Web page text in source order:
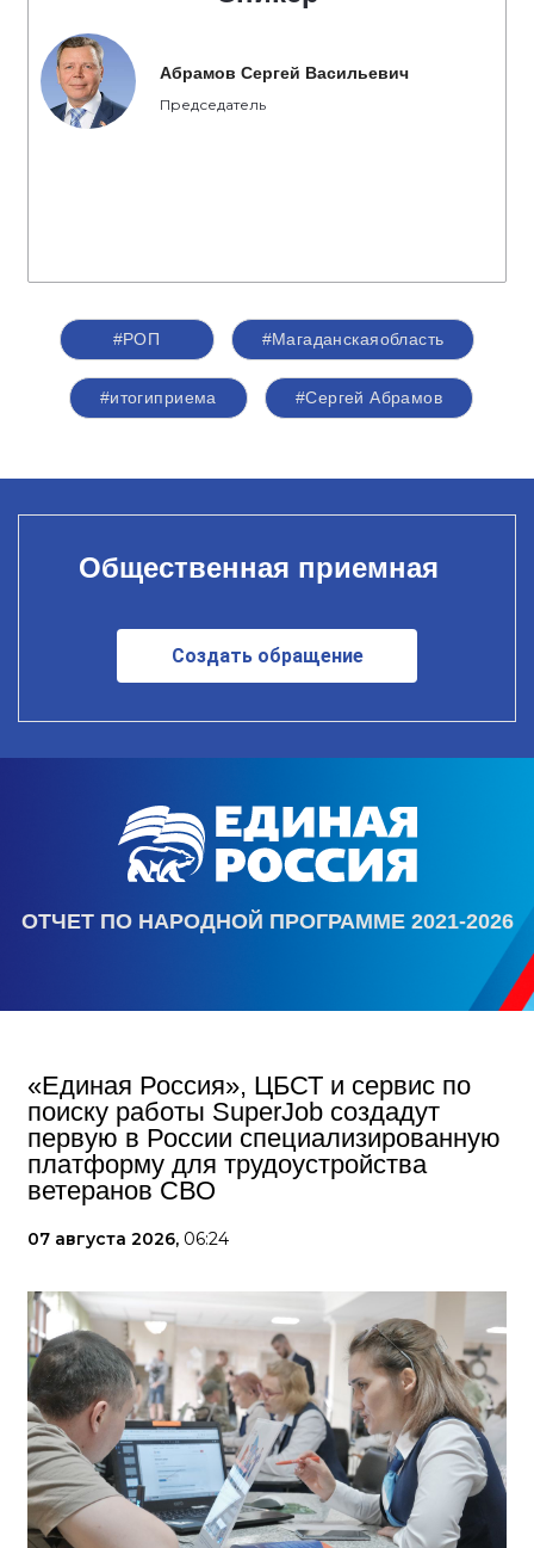
Абрамов Сергей Васильевич
Председатель
#РОП #Магаданскаяобласть
#итогиприема #Сергей Абрамов
Общественная приемная
Создать обращение
ОТЧЕТ ПО НАРОДНОЙ ПРОГРАММЕ 2021-2026
«Единая Россия», ЦБСТ и сервис по
поиску работы SuperJob создадут
первую в России специализированную
платформу для трудоустройства
ветеранов СВО
07 августа 2026, 06:24